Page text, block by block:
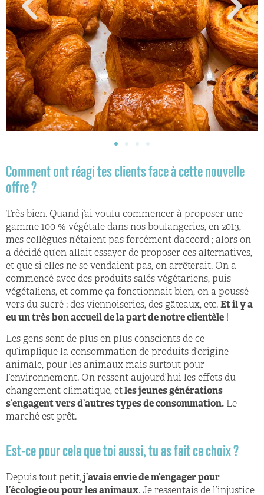
Comment ont réagi tes clients face à cette nouvelle
offre ?
Très bien. Quand j’ai voulu commencer à proposer une
gamme 100 % végétale dans nos boulangeries, en 2013,
mes collègues n’étaient pas forcément d’accord ; alors on
a décidé qu’on allait essayer de proposer ces alternatives,
et que si elles ne se vendaient pas, on arrêterait. On a
commencé avec des produits salés végétariens, puis
végétaliens, et comme ça fonctionnait bien, on a poussé
vers du sucré : des viennoiseries, des gâteaux, etc. Et il y a
eu un très bon accueil de la part de notre clientèle !
Les gens sont de plus en plus conscients de ce
qu’implique la consommation de produits d’origine
animale, pour les animaux mais surtout pour
l’environnement. On ressent aujourd’hui les effets du
changement climatique, etles jeunes générations
s’engagent vers d’autres types de consommation. Le
marché est prêt.
Est-ce pour cela que toi aussi, tu as fait ce choix ?
Depuis tout petit,j’avais envie de m’engager pour
l’écologie ou pour les animaux. Je ressentais de l’injustice